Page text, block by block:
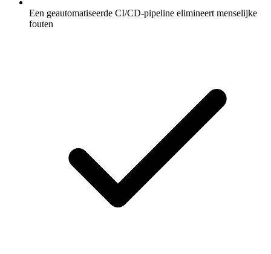
Een geautomatiseerde CI/CD-pipeline elimineert menselijke
fouten